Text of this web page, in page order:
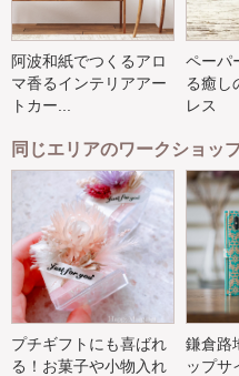
阿波和紙でつくるアロ
マ香るインテリアアー
トカー...
ペーパ
る癒し
レス
同じエリアのワークショッ
プチギフトにも喜ばれ
る！お菓子や小物入れ
鎌倉路
ップサ